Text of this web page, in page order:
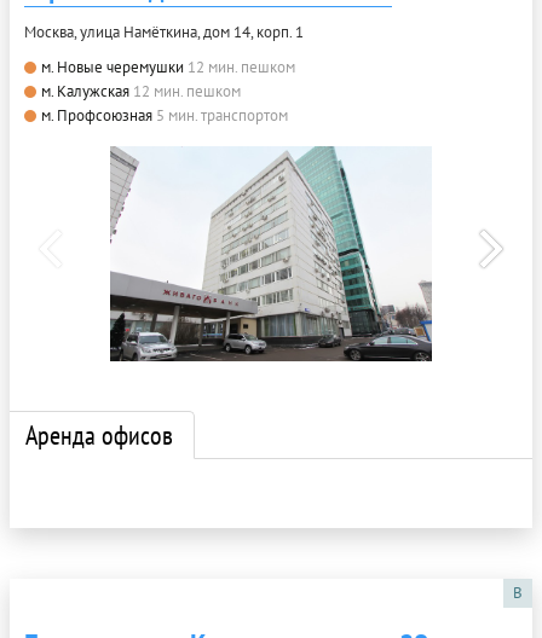
Москва, улица Намёткина, дом 14, корп. 1
м. Новые черемушки 12 мин. пешком
м. Калужская 12 мин. пешком
м. Профсоюзная 5 мин. транспортом
Аренда офисов
B